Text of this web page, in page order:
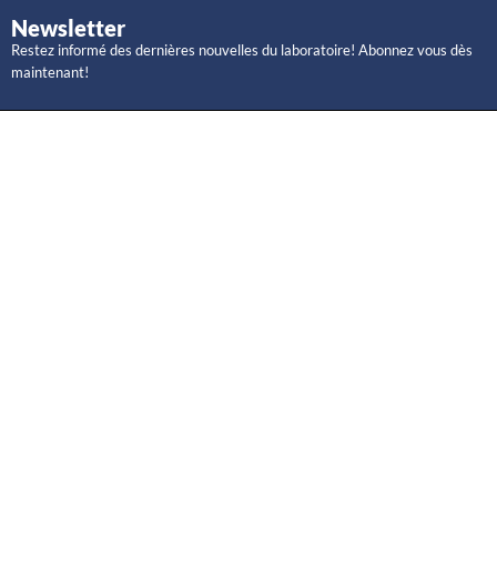
Newsletter
Restez informé des dernières nouvelles du laboratoire! Abonnez vous dès
maintenant!